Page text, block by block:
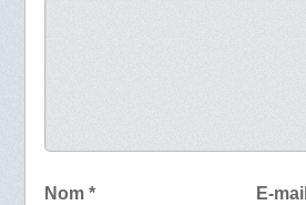
Nom * E-